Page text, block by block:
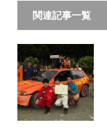
関連記事一覧